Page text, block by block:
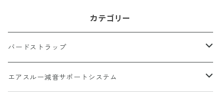
カテゴリー
バードストラップ
サックス用
エアスルー減音サポートシステム